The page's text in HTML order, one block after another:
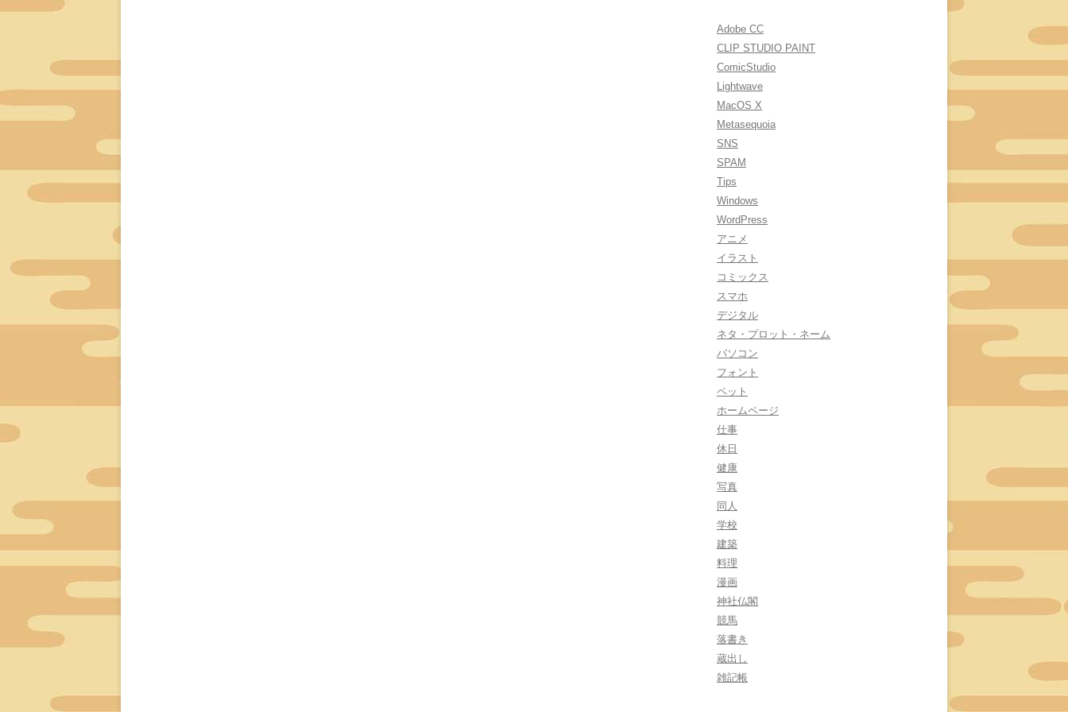
Adobe CC
CLIP STUDIO PAINT
ComicStudio
Lightwave
MacOS X
Metasequoia
SNS
SPAM
Tips
Windows
WordPress
アニメ
イラスト
コミックス
スマホ
デジタル
ネタ・プロット・ネーム
パソコン
フォント
ペット
ホームページ
仕事
休日
健康
写真
同人
学校
建築
料理
漫画
神社仏閣
競馬
落書き
蔵出し
雑記帳